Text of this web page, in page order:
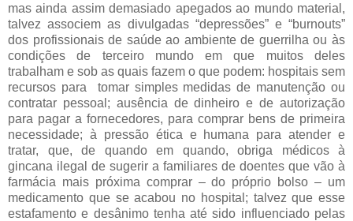
mas ainda assim demasiado apegados ao mundo material,
talvez associem as divulgadas “depressões” e “burnouts”
dos profissionais de saúde ao ambiente de guerrilha ou às
condições de terceiro mundo em que muitos deles
trabalham e sob as quais fazem o que podem: hospitais sem
recursos para
tomar simples medidas de manutenção ou
contratar pessoal; ausência de dinheiro e de autorização
para pagar a fornecedores, para comprar bens de primeira
necessidade; à pressão ética e humana para atender e
tratar, que, de quando em quando, obriga médicos à
gincana ilegal de sugerir a familiares de doentes que vão à
farmácia mais próxima comprar – do próprio bolso – um
medicamento que se acabou no hospital; talvez que esse
estafamento e desânimo tenha até sido influenciado pelas